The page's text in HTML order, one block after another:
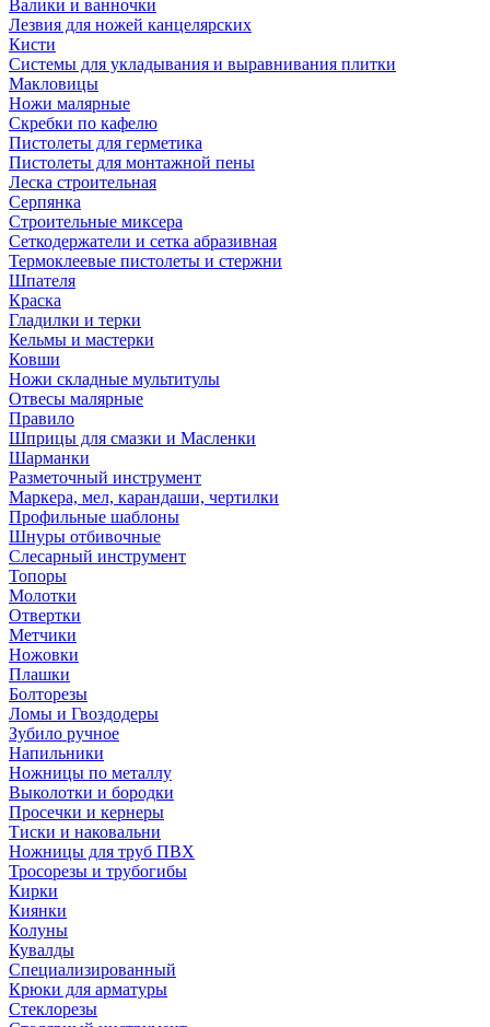
Валики и ванночки
Лезвия для ножей канцелярских
Кисти
Системы для укладывания и выравнивания плитки
Макловицы
Ножи малярные
Скребки по кафелю
Пистолеты для герметика
Пистолеты для монтажной пены
Леска строительная
Серпянка
Строительные миксера
Сеткодержатели и сетка абразивная
Термоклеевые пистолеты и стержни
Шпателя
Краска
Гладилки и терки
Кельмы и мастерки
Ковши
Ножи складные мультитулы
Отвесы малярные
Правило
Шприцы для смазки и Масленки
Шарманки
Разметочный инструмент
Маркера, мел, карандаши, чертилки
Профильные шаблоны
Шнуры отбивочные
Слесарный инструмент
Топоры
Молотки
Отвертки
Метчики
Ножовки
Плашки
Болторезы
Ломы и Гвоздодеры
Зубило ручное
Напильники
Ножницы по металлу
Выколотки и бородки
Просечки и кернеры
Тиски и наковальни
Ножницы для труб ПВХ
Тросорезы и трубогибы
Кирки
Киянки
Колуны
Кувалды
Специализированный
Крюки для арматуры
Стеклорезы